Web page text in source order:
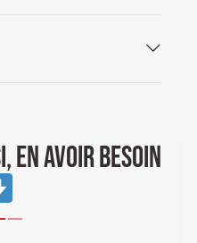
EN AVOIR BESOIN